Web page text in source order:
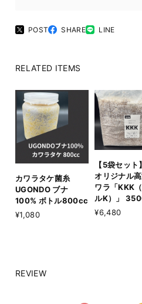
POST SHARE LINE
RELATED ITEMS
カワラタケ菌糸
UGONDO ブナ
100% ボトル800cc
¥1,080
【5袋セッ
オリジナル
ワラ「KKK
ルK）」
¥6,480
REVIEW